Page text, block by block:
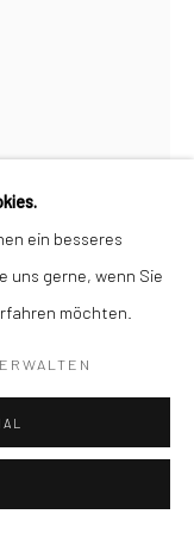
ein besseres
uns gerne, wenn Sie
möchten.
18.11.1976